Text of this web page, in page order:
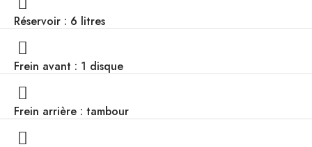
Réservoir : 6 litres
Frein avant : 1 disque
Frein arrière : tambour